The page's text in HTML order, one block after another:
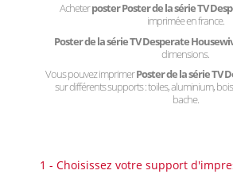
Acheterposter Poster de la série TV
imprimée en france.
Poster de la série TV Desperate
dimensions.
Vous pouvez imprimerPoster de la série TV
sur différents supports : toiles, aluminium,
bache.
1 - Choisissez votre support